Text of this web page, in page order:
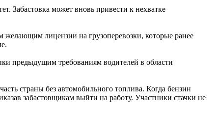
Забастовка может вновь привести к нехватке
желающим лицензии на грузоперевозки, которые ранее
предыдущим требованиям водителей в области
страны без автомобильного топлива. Когда бензин
забастовщикам выйти на работу. Участники стачки не